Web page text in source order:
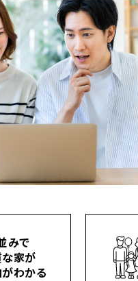
みで
家が
わかる